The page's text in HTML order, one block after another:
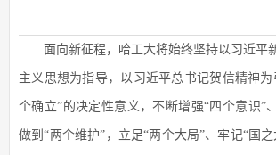
面向新征程，哈工大将始终坚持以习近平
主义思想为指导，以习近平总书记贺信精神为
个确立”的决定性意义，不断增强“四个意识”
做到“两个维护”，立足“两个大局”、牢记“国